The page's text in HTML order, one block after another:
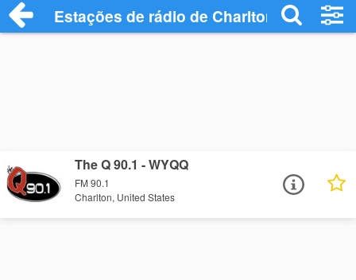
Estações de rádio de Charlton - Ouça
The Q 90.1 - WYQQ
FM 90.1
Charlton, United States